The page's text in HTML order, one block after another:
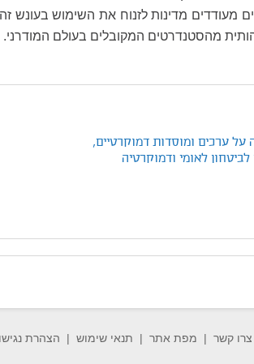
מעודדים מדינות לזנוח את השימוש בעונש
מהסטנדרטים המקובלים בעולם המודרני.
על ערכים ומוסדות דמוקרטיים,
לאומי ודמוקרטיה
צרו קשר מפת אתר תנאי שימוש הצהרת